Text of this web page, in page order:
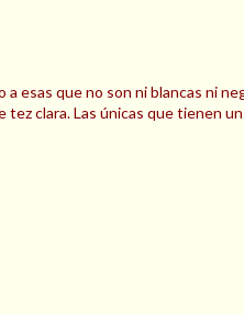
esas que no son ni blancas ni
clara. Las únicas que tienen